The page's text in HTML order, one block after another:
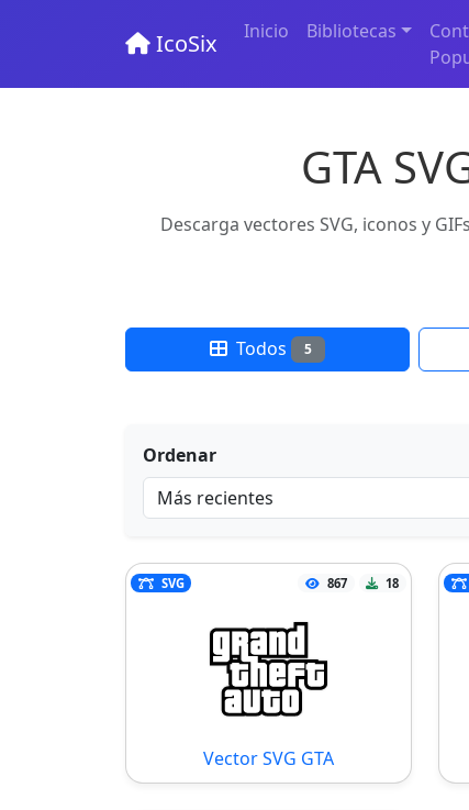
IcoSix Inicio Bibliotecas
GTA
Descarga vectores SVG, iconos y
Todos 5
Ordenar
SVG 867 18
Vector SVG GTA